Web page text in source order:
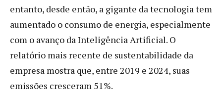
entanto, desde então, a gigante da tecnologia tem
aumentado o consumo de energia, especialmente
com o avanço da Inteligência Artificial. O
relatório mais recente de sustentabilidade da
empresa mostra que, entre 2019 e 2024, suas
emissões cresceram 51%.